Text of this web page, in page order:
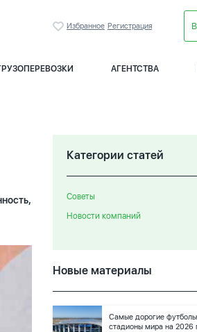
Избранное Регистрация
АГЕНТСТВА
Категории статей
Советы
Новости компаний
Новые материалы
Самые дорогие
стадионы мира на 2026